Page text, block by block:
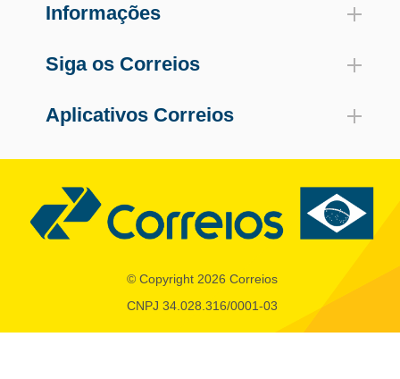
Informações
Siga os Correios
Aplicativos Correios
© Copyright 2026 Correios
CNPJ 34.028.316/0001-03